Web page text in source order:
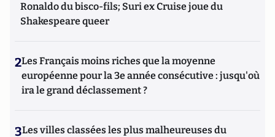
Ronaldo du bisco-fils; Suri ex Cruise joue du
Shakespeare queer
2Les Français moins riches que la moyenne
européenne pour la 3e année consécutive : jusqu'où
ira le grand déclassement ?
3Les villes classées les plus malheureuses du